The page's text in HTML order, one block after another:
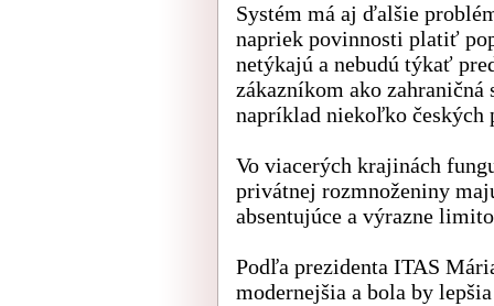
Systém má aj ďalšie
napriek povinnosti platiť
netýkajú a nebudú týkať
zákazníkom ako
napríklad niekoľko českých
Vo viacerých krajinách
privátnej rozmnoženiny
absentujúce a výrazne
Podľa prezidenta ITAS
modernejšia a bola by